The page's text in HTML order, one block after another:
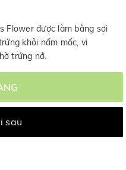
Flower được làm bằng sợi
khỏi nấm mốc, vi
trứng nở.
sau